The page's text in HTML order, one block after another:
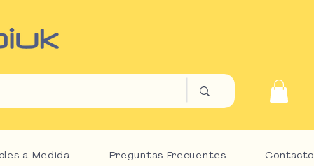
a Medida Preguntas Frecuentes Contacto